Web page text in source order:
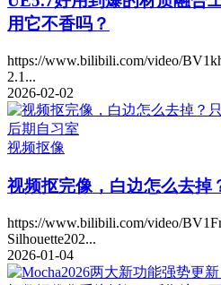
用它不香吗？
https://www.bilibili.com/video/
2.1...
2026-02-02
后期自习室
视频抠像
视频抠完像，白边怎么去掉
https://www.bilibili.com/video/
Silhouette202...
2026-01-04